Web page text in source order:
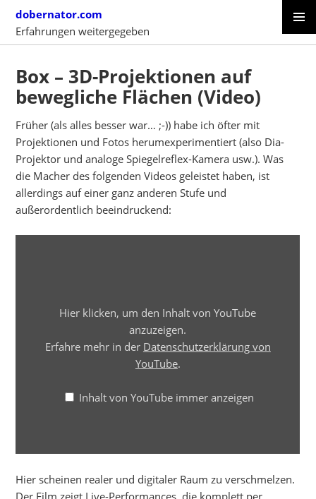
content
dobernator.com
Erfahrungen weitergegeben
CONTENT
Box – 3D-Projektionen auf
bewegliche Flächen (Video)
Früher (als alles besser war… ;-)) habe ich öfter mit
Projektionen und Fotos herumexperimentiert (also Dia-
Projektor und analoge Spiegelreflex-Kamera usw.). Was
die Macher des folgenden Videos geleistet haben, ist
allerdings auf einer ganz anderen Stufe und
außerordentlich beeindruckend:
Hier klicken, um den Inhalt von YouTube
anzuzeigen.
Erfahre mehr in der Datenschutzerklärung von
YouTube.
Inhalt von YouTube immer anzeigen
Hier scheinen realer und digitaler Raum zu verschmelzen.
Der Film zeigt Live-Performances, die komplett per